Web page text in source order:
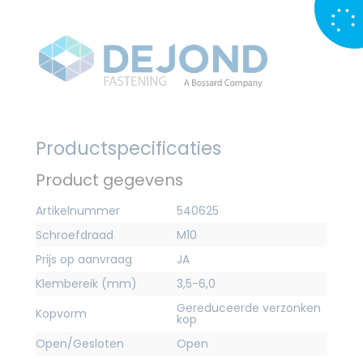
Productspecificaties
Product gegevens
Artikelnummer
540625
Schroefdraad
M10
Prijs op aanvraag
JA
Klembereik (mm)
3,5-6,0
Kopvorm
Gereduceerde verzonken
kop
Open/Gesloten
Open